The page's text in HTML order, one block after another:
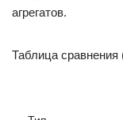
агрегатов.
Таблица сравнения